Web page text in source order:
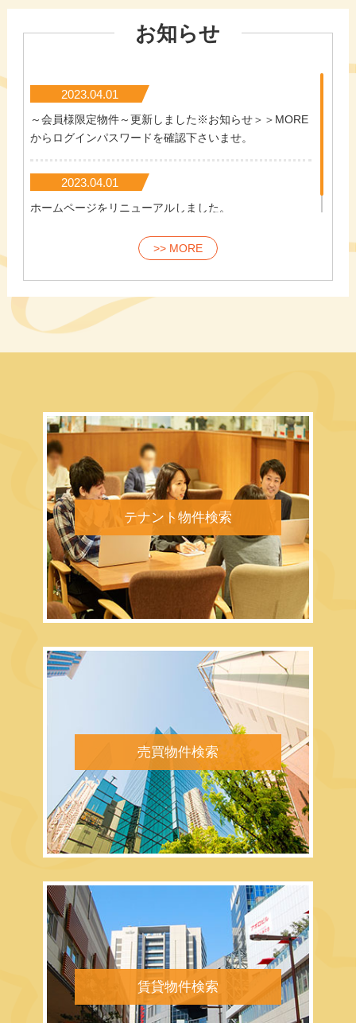
お知らせ
2023.04.01
～会員様限定物件～更新しました※お知らせ＞＞MORE
からログインパスワードを確認下さいませ。
2023.04.01
ホームページをリニューアルしました。
>> MORE
テナント物件検索
売買物件検索
賃貸物件検索